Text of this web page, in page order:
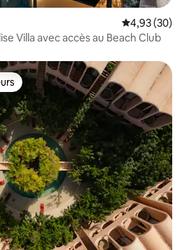
Évaluation
4,93 (30)
Villa avec accès au Beach Club